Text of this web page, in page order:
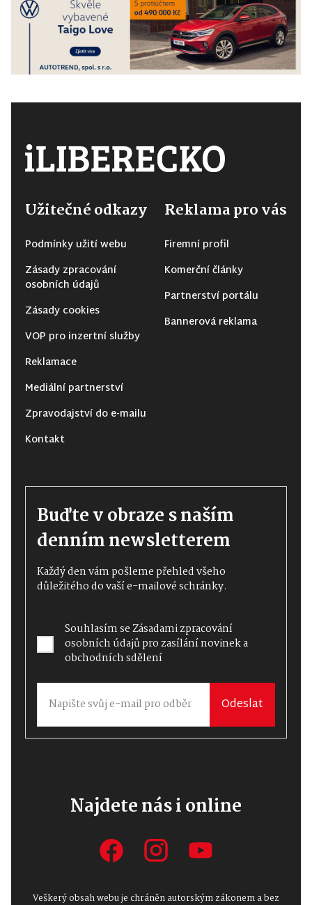
Užitečné odkazy
Podmínky užití webu
Zásady zpracování
osobních údajů
Zásady cookies
VOP pro inzertní služby
Reklamace
Mediální partnerství
Zpravodajství do e-mailu
Kontakt
Reklama pro vás
Firemní profil
Komerční články
Partnerství portálu
Bannerová reklama
Buďte v obraze s naším
denním newsletterem
Každý den vám pošleme přehled všeho
důležitého do vaší e-mailové schránky.
Souhlasím seZásadami zpracování
osobních údajůpro zasílání novinek a
obchodních sdělení
Odeslat
Najdete nás i online
Veškerý obsah webu je chráněn autorským zákonem a bez